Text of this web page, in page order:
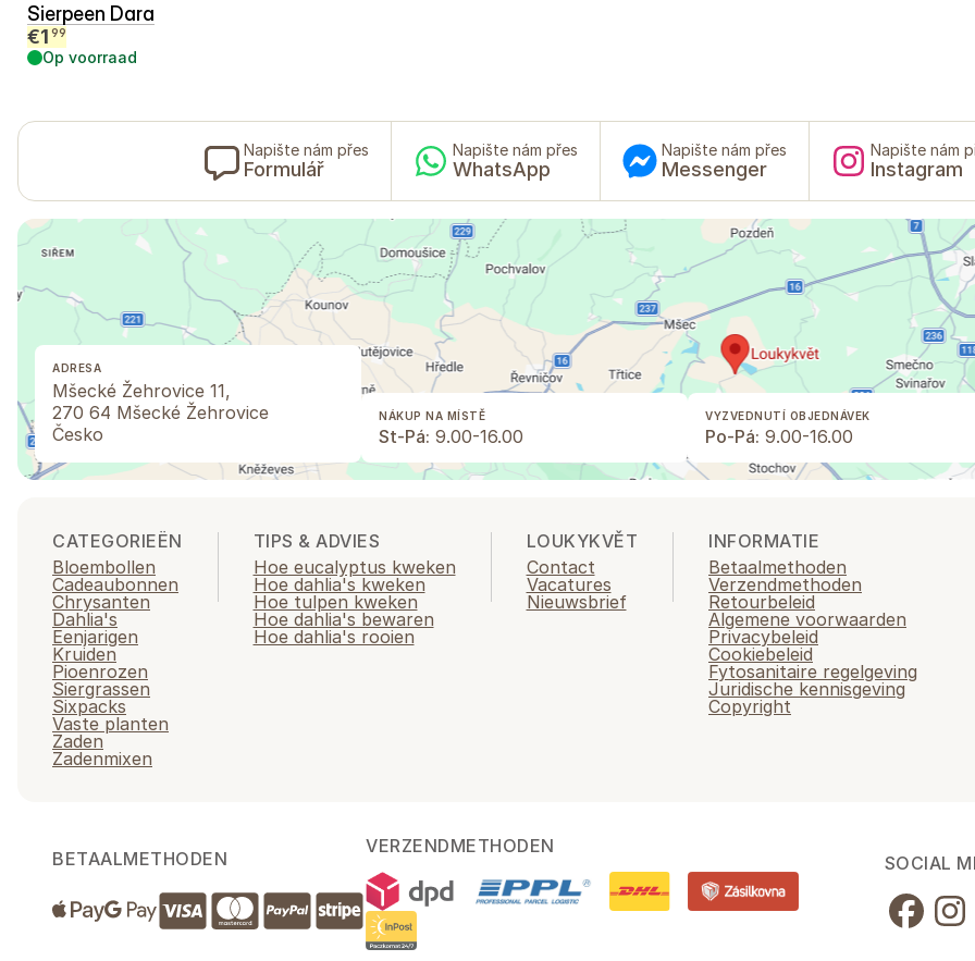
Sierpeen Dara
€1 99
Op voorraad
Napište nám přes
Formulář
Napište nám přes
WhatsApp
Napište nám přes
Messenger
Napište nám
Instagram
ADRESA
Mšecké Žehrovice 11,
270 64 Mšecké Žehrovice
Česko
NÁKUP NA MÍSTĚ
St-Pá: 9.00-16.00
VYZVEDNUTÍ OBJEDNÁVEK
Po-Pá: 9.00-16.00
CATEGORIEËN
Bloembollen
Cadeaubonnen
Chrysanten
Dahlia's
Eenjarigen
Kruiden
Pioenrozen
Siergrassen
Sixpacks
Vaste planten
Zaden
Zadenmixen
TIPS & ADVIES
Hoe eucalyptus kweken
Hoe dahlia's kweken
Hoe tulpen kweken
Hoe dahlia's bewaren
Hoe dahlia's rooien
LOUKYKVĚT
Contact
Vacatures
Nieuwsbrief
INFORMATIE
Betaalmethoden
Verzendmethoden
Retourbeleid
Algemene voorwaarden
Privacybeleid
Cookiebeleid
Fytosanitaire regelgeving
Juridische kennisgeving
Copyright
BETAALMETHODEN
VERZENDMETHODEN
SOCIAL